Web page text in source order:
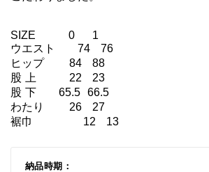
SIZE　   　0     1
ウエスト	74   76
ヒップ	    84   88
股 上	    22   23
股 下	 65.5  66.5
わたり	    26   27
裾巾	        12   13
納品時期：